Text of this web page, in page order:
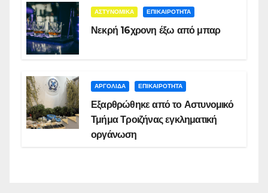
ΑΣΤΥΝΟΜΙΚΑ ΕΠΙΚΑΙΡΟΤΗΤΑ
Νεκρή 16χρονη έξω από μπαρ
ΑΡΓΟΛΙΔΑ ΕΠΙΚΑΙΡΟΤΗΤΑ
Εξαρθρώθηκε από το Αστυνομικό
Τμήμα Τροιζήνας εγκληματική
οργάνωση